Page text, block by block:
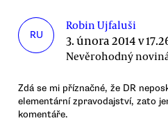
RU
Robin Ujfaluši
3. února 2014 v
Nevěrohodný
Zdá se mi příznačné, že DR
elementární zpravodajství, zato
komentáře.